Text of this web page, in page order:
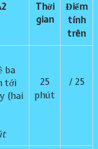
​​Thời
gian
Điểm
tính
trên
ba
tới
(hai
25
phút
​​/ 25